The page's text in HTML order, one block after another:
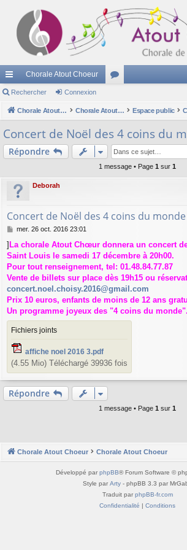
cc
ès
ra
pi
Chorale Atout Choeur
u
s
Rechercher Connexion
Chorale Atout Choeur Chorale Atout Choeur Espace public
Concert de Noël des 4 coins du
Répondre
1 message • Page 1 sur 1
Deborah
Concert de Noël des 4 coins du
M
s
s
a
mer. 26 oct. 2016 23:01
]La chorale Atout Chœur donnera un concert
Saint Louis le samedi 17 décembre à 20h00.
Pour tout renseignement, tel: 01.48.84.77.87
Vente de billets sur place dès 19h15 ou
concert.noel.choisy.2016@gmail.com
Prix 10 euros, enfants de moins de 12 ans
Un programme joyeux des "4 coins du monde".
Fichiers joints
affiche noel 2016 3.pdf
(4.55 Mio) Téléchargé 39936 fois
Répondre
1 message • Page 1 sur 1
Chorale Atout Choeur Chorale Atout Choeur
Développé par phpBB® Forum Software ©
Style par Arty - phpBB 3.3 par
Traduit par phpBB-fr.com
Confidentialité | Conditions